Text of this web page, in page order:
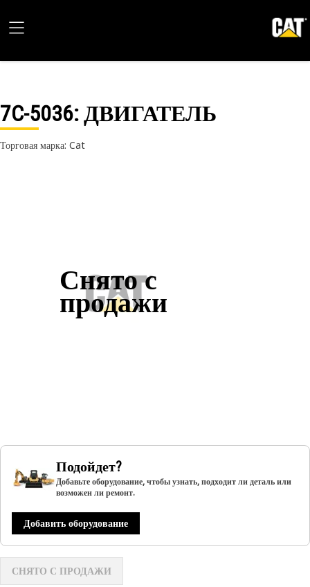
7C-5036: ДВИГАТЕЛЬ
Торговая марка: Cat
Снято с
продажи
Подойдет?
Добавьте оборудование, чтобы узнать, подходит ли деталь или
возможен ли ремонт.
Добавить оборудование
СНЯТО С ПРОДАЖИ